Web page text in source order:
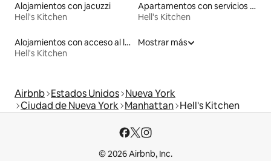
Alojamientos con jacuzzi
Hell's Kitchen
Apartamentos con servicios incluidos vacacionales
Hell's Kitchen
Alojamientos con acceso al lago
Hell's Kitchen
Mostrar más
Airbnb Estados Unidos Nueva York
Ciudad de Nueva York Manhattan Hell's Kitchen
© 2026 Airbnb, Inc.